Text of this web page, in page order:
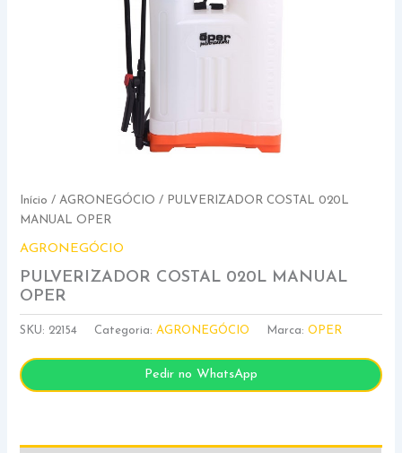
Início /AGRONEGÓCIO / PULVERIZADOR COSTAL 020L
MANUAL OPER
AGRONEGÓCIO
PULVERIZADOR COSTAL 020L MANUAL
OPER
SKU: 22154 Categoria:AGRONEGÓCIO Marca:OPER
Pedir no WhatsApp